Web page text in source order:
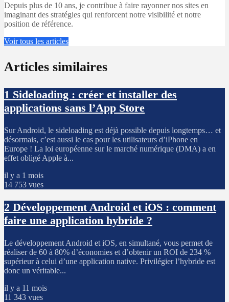
Depuis plus de 10 ans, je contribue à faire rayonner nos sites en
imaginant des stratégies qui renforcent notre visibilité et notre
position de référence.
Voir tous les articles
Articles similaires
1 Sideloading : créer et installer des
applications sans l’App Store
Sur Android, le sideloading est déjà possible depuis longtemps… et
désormais, c’est aussi le cas pour les utilisateurs d’iPhone en
Europe ! La loi européenne sur le marché numérique (DMA) a en
effet obligé Apple à...
il y a 1 mois
14 753 vues
2 Développement Android et iOS : comment
faire une application hybride ?
Le développement Android et iOS, en simultané, vous permet de
réaliser de 60 à 80% d’économies et d’obtenir un ROI de 234 %
supérieur à celui d’une application native. Privilégier l’hybride est
donc un véritable...
il y a 11 mois
11 343 vues